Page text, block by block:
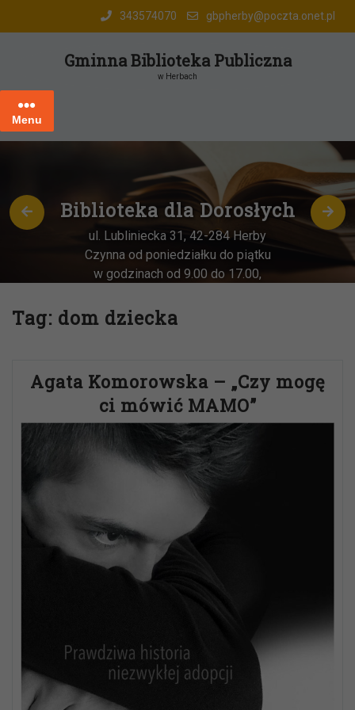
343574070 gbpherby@poczta.onet.pl
Gminna Biblioteka Publiczna
w Herbach
Menu
Biblioteka dla Dorosłych
ul. Lubliniecka 31, 42-284 Herby
Czynna od poniedziałku do piątku
w godzinach od 9.00 do 17.00,
w godz. 9:00-13:00
Tag: dom dziecka
Agata Komorowska – „Czy mogę
ci mówić MAMO”